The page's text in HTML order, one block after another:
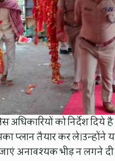
अधिकारियों को निर्देश
तैयार कर ले।उन्होंने
अनावश्यक भीड़ न लगने